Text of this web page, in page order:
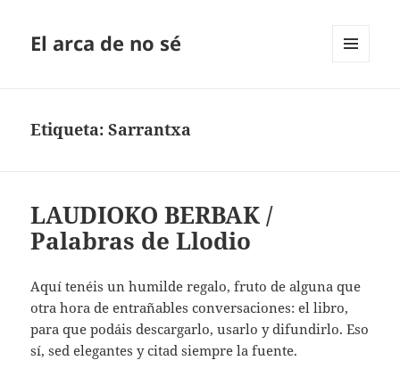
El arca de no sé
Etiqueta:Sarrantxa
LAUDIOKO BERBAK /
Palabras de Llodio
Aquí tenéis un humilde regalo, fruto de alguna que
otra hora de entrañables conversaciones: el libro,
para que podáis descargarlo, usarlo y difundirlo. Eso
sí, sed elegantes y citad siempre la fuente.